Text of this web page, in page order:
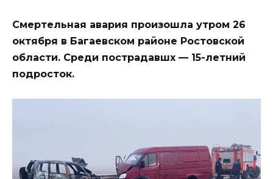
Смертельная авария произошла утром 26
октября в Багаевском районе Ростовской
области. Среди пострадавшх — 15-летний
подросток.